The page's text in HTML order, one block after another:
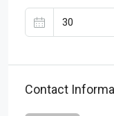
Contact